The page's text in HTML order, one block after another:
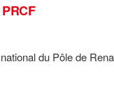
du Pôle de